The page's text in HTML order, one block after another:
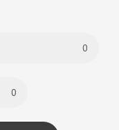
0
0